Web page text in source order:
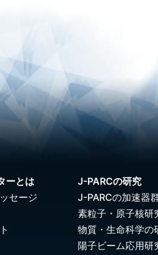
ーとは
セージ
J-PARCの研究
J-PARCの加速器
素粒子・原子核研
物質・生命科学の
陽子ビーム応用研